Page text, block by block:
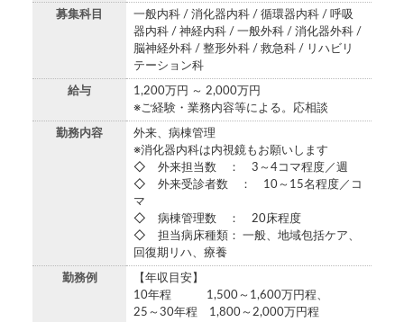
募集科目
一般内科 / 消化器内科 / 循環器内科 / 呼吸
器内科 / 神経内科 / 一般外科 / 消化器外科 /
脳神経外科 / 整形外科 / 救急科 / リハビリ
テーション科
給与
1,200万円 ～ 2,000万円
※ご経験・業務内容等による。応相談
勤務内容
外来、病棟管理
※消化器内科は内視鏡もお願いします
◇ 外来担当数 ： 3～4コマ程度／週
◇ 外来受診者数 ： 10～15名程度／コ
マ
◇ 病棟管理数 ： 20床程度
◇ 担当病床種類： 一般、地域包括ケア、
回復期リハ、療養
勤務例
【年収目安】
10年程 1,500～1,600万円程、
25～30年程 1,800～2,000万円程